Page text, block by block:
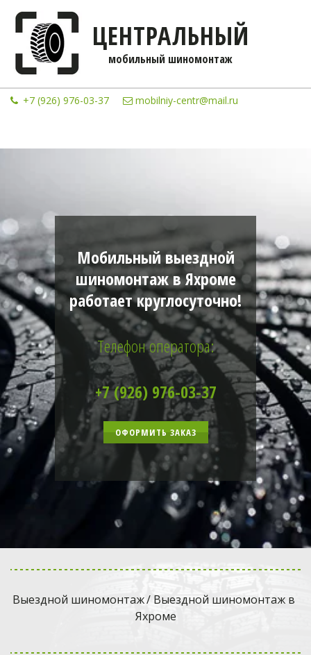
ЦЕНТРАЛЬНЫЙ
мобильны­­й шиномонтаж
+7 (926) 976-03-37 mobilniy-centr@mail.ru
Мобильный выездной
шиномонтаж в Яхроме
работает круглосуточно!
Телефон оператора:
+7 (926) 976-03-37
ОФОРМИТЬ ЗАКАЗ
Выездной шиномонтаж / Выездной шиномонтаж в
Яхроме